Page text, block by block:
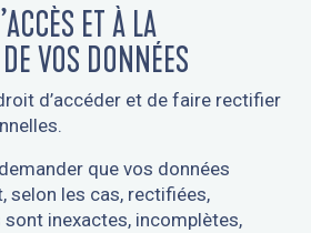
ET À LA
VOS DONNÉES
d’accéder et de faire rectifier
que vos données
selon les cas, rectifiées,
inexactes, incomplètes,